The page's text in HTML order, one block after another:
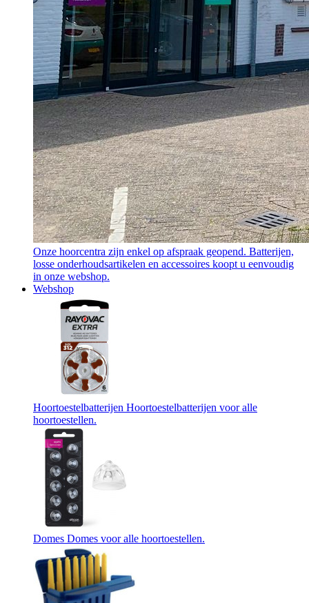
Onze hoorcentra zijn enkel op afspraak geopend. Batterijen,
losse onderhoudsartikelen en accessoires koopt u eenvoudig
in onze webshop.
Webshop
Hoortoestelbatterijen Hoortoestelbatterijen voor alle
hoortoestellen.
Domes Domes voor alle hoortoestellen.